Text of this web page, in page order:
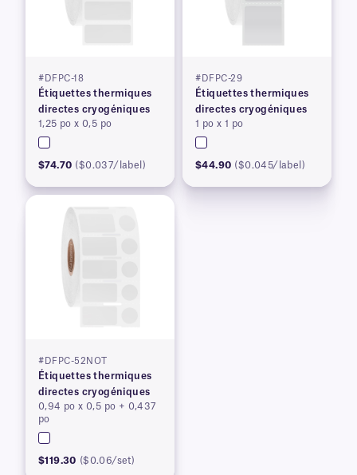
#DFPC-18
Étiquettes thermiques
directes cryogéniques
1,25 po x 0,5 po
$74.70 ($0.037/label)
#DFPC-29
Étiquettes thermiques
directes cryogéniques
1 po x 1 po
$44.90 ($0.045/label)
#DFPC-52NOT
Étiquettes thermiques
directes cryogéniques
0,94 po x 0,5 po + 0,437
po
$119.30 ($0.06/set)